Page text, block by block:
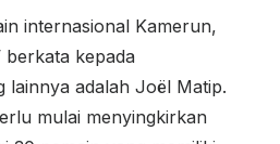
internasional Kamerun,
berkata kepada
lainnya adalah Joël Matip.
mulai menyingkirkan